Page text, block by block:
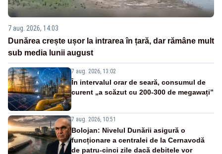
7 aug. 2026, 14:03
Dunărea crește ușor la intrarea în țară, dar rămâne mult
sub media lunii august
7 aug. 2026, 13:02
În intervalul orar de seară, consumul de
curent „a scăzut cu 200-300 de megawați”
7 aug. 2026, 10:51
Bolojan: Nivelul Dunării asigură o
funcționare a centralei de la Cernavodă
de patru-cinci zile dacă debitele vor